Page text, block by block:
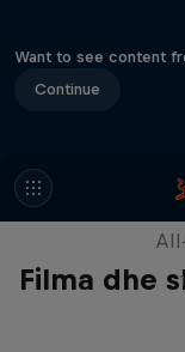
Want to see content
Continue
Filma dhe